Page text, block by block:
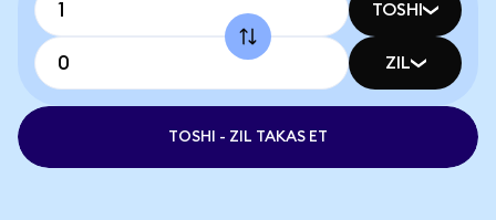
TOSHI
ZIL
TOSHI - ZIL TAKAS ET